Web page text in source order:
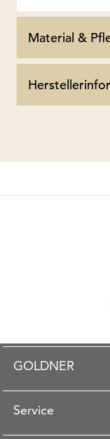
Material &
GOLDNER
Service